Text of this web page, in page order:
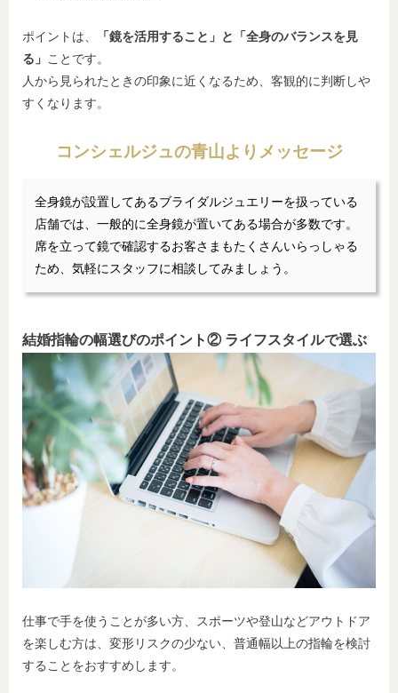
ポイントは、
「鏡を活用すること」と「全身のバランスを見
る」 ことです。
人から見られたときの印象に近くなるため、客観的に判断しや
すくなります。
コンシェルジュの青山よりメッセージ
全身鏡が設置してあるブライダルジュエリーを扱っている
店舗では、一般的に全身鏡が置いてある場合が多数です。
席を立って鏡で確認するお客さまもたくさんいらっしゃる
ため、気軽にスタッフに相談してみましょう。
結婚指輪の幅選びのポイント② ライフスタイルで選ぶ
仕事で手を使うことが多い方、スポーツや登山などアウトドア
を楽しむ方は、変形リスクの少ない、普通幅以上の指輪を検討
することをおすすめします。